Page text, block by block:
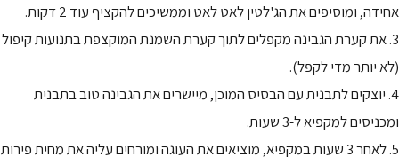
אחידה, ומוסיפים את הג'לטין לאט לאט וממשיכים להקציף עוד 2 דקות.
3. את קערת הגבינה מקפלים לתוך קערת השמנת המוקצפת בתנועות קיפול
(לא יותר מדי לקפל).
4. יוצקים לתבנית עם הבסיס המוכן, מיישרים את הגבינה טוב בתבנית
ומכניסים למקפיא ל-3 שעות.
5. לאחר 3 שעות במקפיא, מוציאים את העוגה ומורחים עליה את מחית פירות